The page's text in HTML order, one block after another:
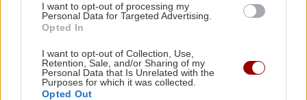
I want to opt-out of processing my
Personal Data for Targeted Advertising.
Opted In
I want to opt-out of Collection, Use,
Retention, Sale, and/or Sharing of my
Personal Data that Is Unrelated with the
Purposes for which it was collected.
Opted Out
Λιβερπουλ Premier League